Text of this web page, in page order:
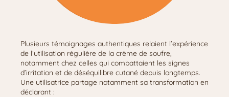
Plusieurs témoignages authentiques relaient l’expérience
de l’utilisation régulière de la crème de soufre,
notamment chez celles qui combattaient les signes
d’irritation et de déséquilibre cutané depuis longtemps.
Une utilisatrice partage notamment sa transformation en
déclarant :